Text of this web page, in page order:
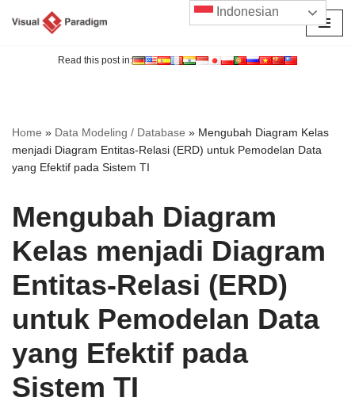
Read this post in:
Home » Data Modeling / Database » Mengubah Diagram Kelas
menjadi Diagram Entitas-Relasi (ERD) untuk Pemodelan Data
yang Efektif pada Sistem TI
Mengubah Diagram
Kelas menjadi Diagram
Entitas-Relasi (ERD)
untuk Pemodelan Data
yang Efektif pada
Sistem TI
Indonesian